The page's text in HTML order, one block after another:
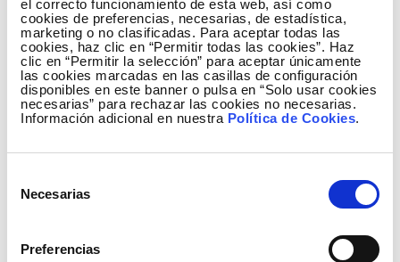
el correcto funcionamiento de esta web, así como
cookies de preferencias, necesarias, de estadística,
marketing o no clasificadas. Para aceptar todas las
cookies, haz clic en “Permitir todas las cookies”. Haz
clic en “Permitir la selección” para aceptar únicamente
las cookies marcadas en las casillas de configuración
disponibles en este banner o pulsa en “Solo usar cookies
necesarias” para rechazar las cookies no necesarias.
Información adicional en nuestra Política de Cookies.
Necesarias
Preferencias
Marta Landeira Santos, directora de
I+D de Saprem: “El futuro de la
conservación ambiental en el sector
eléctrico estará marcado por la
automatización, la digitalización y el